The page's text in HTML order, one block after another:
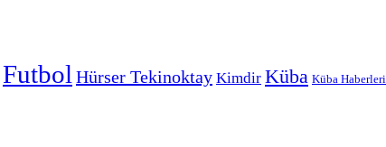
Futbol Hürser Tekinoktay Kimdir Küba Küba Haberleri